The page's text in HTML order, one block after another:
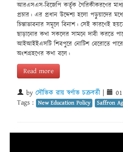
আরএসএস-বিজেপি কর্তৃক গৈরিকীকরণের
প্রচার। এর প্রধান উদ্দেশ্য হলো পড়ুয়াদের
চিন্তাভাবনার সমূলে বিনাশ। সেই কারণেই
ছাড়ানোর কথা সকলের সামনে দাবী করতে
আইআইইএসটি শিবপুরে নোটিশ বেরোতে পারে
অংশগ্রহণের কথা বলে।
Read more
by সৌভিক রায় স্বর্ণাভ চক্রবর্তী |
Tags : New Education Policy Saffron